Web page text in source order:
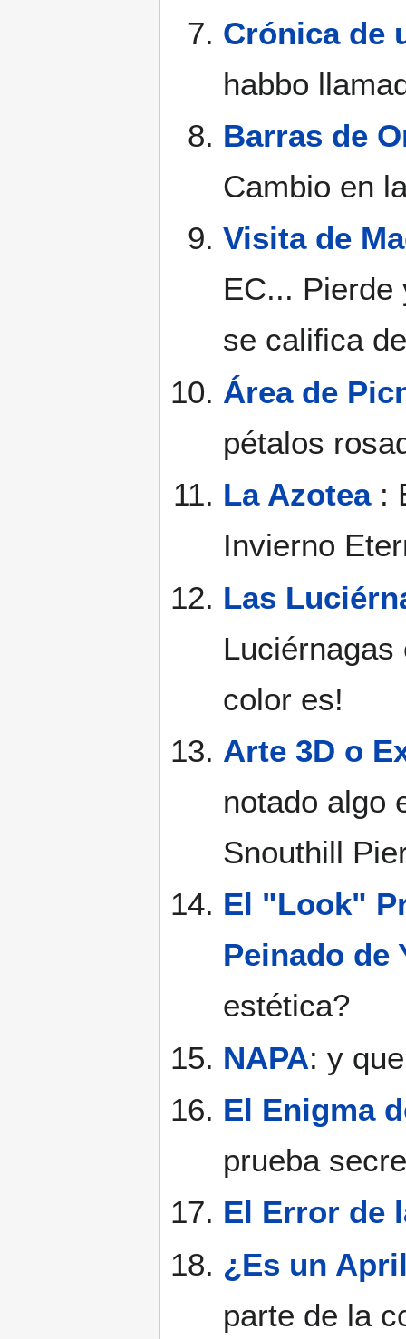
Crónica de
habbo
Barras de
Cambio en
Visita de
EC... Pierde
se califica
Área de
pétalos
La Azotea:
Invierno
Las
Luciérnagas
color es!
Arte 3D o
notado algo
Snouthill
El "Look"
Peinado de
estética?
NAPA: y
El Enigma
prueba
El Error de
¿Es un
parte de la